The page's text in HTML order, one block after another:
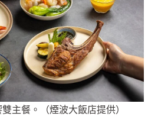
主餐。（煙波大飯店提供）